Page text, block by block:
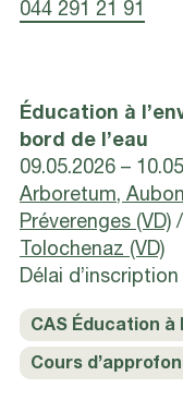
044 291 21 91
Éducation à
bord de l’eau
09.05.2026 –
Arboretum,
Préverenges (VD) /
Tolochenaz (VD)
Délai
CAS Éducation à
Cours